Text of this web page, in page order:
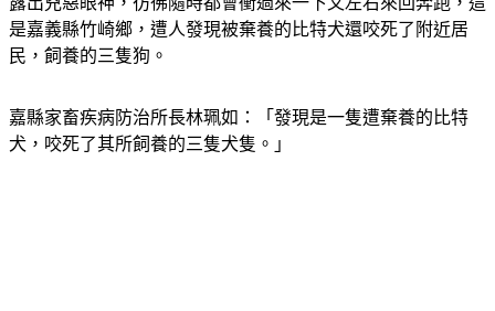
露出兇惡眼神，彷彿隨時都會衝過來一下又左右來回奔跑，這
是嘉義縣竹崎鄉，遭人發現被棄養的比特犬還咬死了附近居
嘉縣家畜疾病防治所長林珮如：「發現是一隻遭棄養的比特